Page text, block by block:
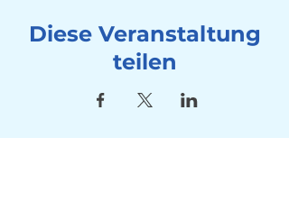
Diese Veranstaltung
teilen